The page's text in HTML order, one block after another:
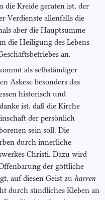
die Kreide geraten ist, der
Verdienste allenfalls die
aber die Hauptsumme
die Heiligung des Lebens
an.
als selbständiger
Askese besonders das
historisch und
ist, daß die Kirche
der persönlich
sein soll. Die
durch innerliche
Christi. Dazu wird
der göttliche
auf diesen Geist zu harren
durch sündliches Kleben an